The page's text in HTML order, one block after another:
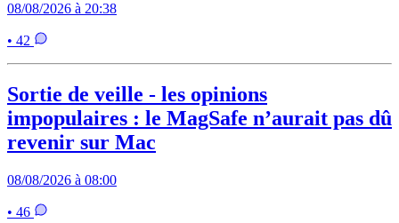
08/08/2026 à 20:38
• 42
Sortie de veille - les opinions
impopulaires : le MagSafe n’aurait pas dû
revenir sur Mac
08/08/2026 à 08:00
• 46